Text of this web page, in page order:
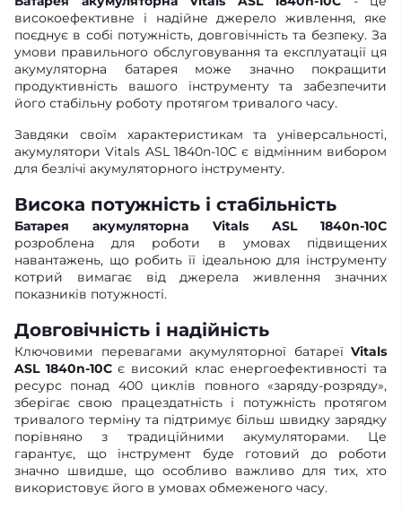
високоефективне і надійне джерело живлення, яке
поєднує в собі потужність, довговічність та безпеку. За
умови правильного обслуговування та експлуатації ця
акумуляторна батарея може значно покращити
продуктивність вашого інструменту та забезпечити
його стабільну роботу протягом тривалого часу.
Завдяки своїм характеристикам та універсальності,
акумулятори Vitals ASL 1840n-10С є відмінним вибором
для безлічі акумуляторного інструменту.
Висока потужність і стабільність
Батарея акумуляторна Vitals ASL 1840n-10С
розроблена для роботи в умовах підвищених
навантажень, що робить її ідеальною для інструменту
котрий вимагає від джерела живлення значних
показників потужності.
Довговічність і надійність
Ключовими перевагами акумуляторної батареї Vitals
ASL 1840n-10Сє високий клас енергоефективності та
ресурс понад 400 циклів повного «заряду-розряду»,
зберігає свою працездатність і потужність протягом
тривалого терміну та підтримує більш швидку зарядку
порівняно з традиційними акумуляторами. Це
гарантує, що інструмент буде готовий до роботи
значно швидше, що особливо важливо для тих, хто
використовує його в умовах обмеженого часу.